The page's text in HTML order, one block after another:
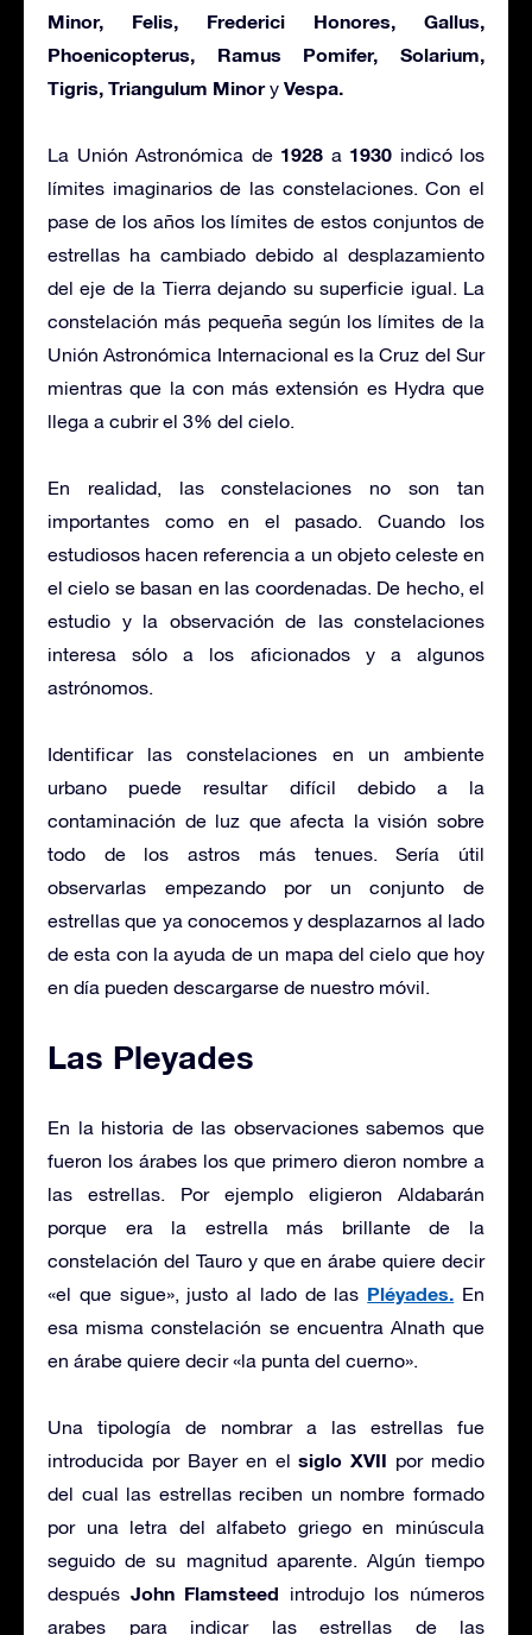
Minor, Felis, Frederici Honores, Gallus,
Phoenicopterus, Ramus Pomifer, Solarium,
Tigris, Triangulum Minory Vespa.
La Unión Astronómica de 1928 a 1930 indicó los
límites imaginarios de las constelaciones. Con el
pase de los años los límites de estos conjuntos de
estrellas ha cambiado debido al desplazamiento
del eje de la Tierra dejando su superficie igual. La
constelación más pequeña según los límites de la
Unión Astronómica Internacional es la Cruz del Sur
mientras que la con más extensión es Hydra que
llega a cubrir el 3% del cielo.
En realidad, las constelaciones no son tan
importantes como en el pasado. Cuando los
estudiosos hacen referencia a un objeto celeste en
el cielo se basan en las coordenadas. De hecho, el
estudio y la observación de las constelaciones
interesa sólo a los aficionados y a algunos
astrónomos.
Identificar las constelaciones en un ambiente
urbano puede resultar difícil debido a la
contaminación de luz que afecta la visión sobre
todo de los astros más tenues. Sería útil
observarlas empezando por un conjunto de
estrellas que ya conocemos y desplazarnos al lado
de esta con la ayuda de un mapa del cielo que hoy
en día pueden descargarse de nuestro móvil.
Las Pleyades
En la historia de las observaciones sabemos que
fueron los árabes los que primero dieron nombre a
las estrellas. Por ejemplo eligieron Aldabarán
porque era la estrella más brillante de la
constelación del Tauro y que en árabe quiere decir
«el que sigue», justo al lado de las Pléyades. En
esa misma constelación se encuentra Alnath que
en árabe quiere decir «la punta del cuerno».
Una tipología de nombrar a las estrellas fue
introducida por Bayer en elsiglo XVII por medio
del cual las estrellas reciben un nombre formado
por una letra del alfabeto griego en minúscula
seguido de su magnitud aparente. Algún tiempo
después John Flamsteed introdujo los números
arabes para indicar las estrellas de las